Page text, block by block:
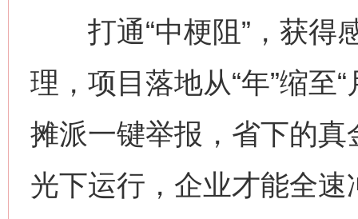
打通“中梗阻”，获得
理，项目落地从“年”缩至
摊派一键举报，省下的
光下运行，企业才能全